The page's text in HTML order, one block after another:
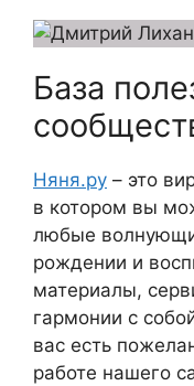
База
Няня.ру – это
в котором вы
любые
рождении и
материалы,
гармонии с
вас есть
работе нашего